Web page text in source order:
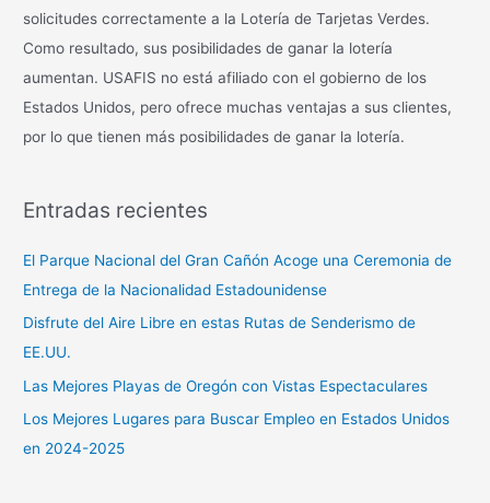
solicitudes correctamente a la Lotería de Tarjetas Verdes.
Como resultado, sus posibilidades de ganar la lotería
aumentan. USAFIS no está afiliado con el gobierno de los
Estados Unidos, pero ofrece muchas ventajas a sus clientes,
por lo que tienen más posibilidades de ganar la lotería.
Entradas recientes
El Parque Nacional del Gran Cañón Acoge una Ceremonia de
Entrega de la Nacionalidad Estadounidense
Disfrute del Aire Libre en estas Rutas de Senderismo de
EE.UU.
Las Mejores Playas de Oregón con Vistas Espectaculares
Los Mejores Lugares para Buscar Empleo en Estados Unidos
en 2024-2025